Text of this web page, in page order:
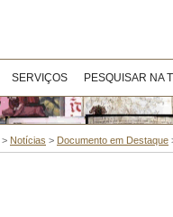
SERVIÇOS PESQUISAR NA
> Notícias > Documento em Destaque